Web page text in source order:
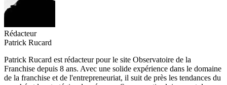
Rédacteur
Patrick Rucard
Patrick Rucard est rédacteur pour le site Observatoire de la
Franchise depuis 8 ans. Avec une solide expérience dans le domaine
de la franchise et de l'entrepreneuriat, il suit de près les tendances du